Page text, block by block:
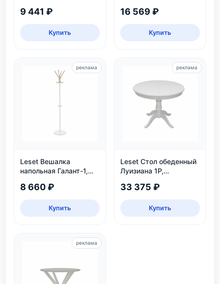
9 441 ₽
Купить
16 569 ₽
Купить
Leset Вешалка
напольная Галант-1,
8 660 ₽
Купить
реклама
Leset Стол обеденный
Луизиана 1Р,
33 375 ₽
Купить
реклама
реклама